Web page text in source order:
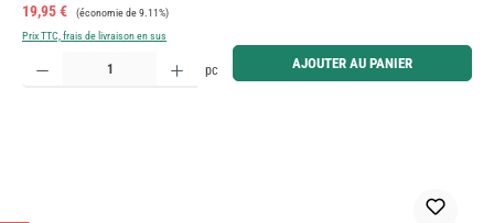
Prix de vente :
19,95 € Prix régulier :
(économie de 9.11%)
Prix TTC, frais de livraison en sus
Quantité de produit : Entrez la quantité souhaitée ou utilisez les boutons pour augmenter ou
pc AJOUTER AU PANIER